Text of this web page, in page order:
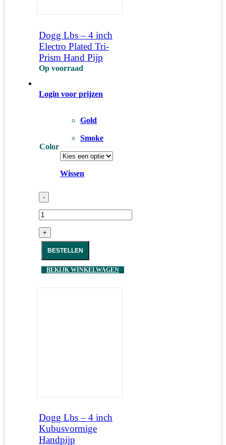
Dogg Lbs – 4 inch
Electro Plated Tri-
Prism Hand Pijp
Op voorraad
Login voor prijzen
Color
Gold
Smoke
Wissen
-
+
BESTELLEN
BEKIJK WINKELWAGEN
Dogg Lbs – 4 inch
Kubusvormige
Handpijp